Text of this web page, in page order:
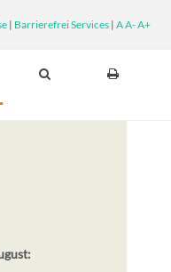
| Barrierefrei Services| AA-A+